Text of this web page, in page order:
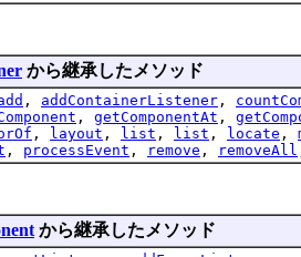
から継承したメソッド
, addContainerListener ,
, getComponentAt ,
, layout , list , list , locate ,
, processEvent , remove , removeAll
から継承したメソッド